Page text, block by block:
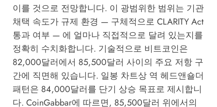
이를 것으로 전망합니다. 이 광범위한 범위는 기관
채택 속도가 규제 환경 — 구체적으로 CLARITY Act
통과 여부 — 에 얼마나 직접적으로 달려 있는지를
정확히 수치화합니다. 기술적으로 비트코인은
82,000달러에서 85,500달러 사이의 주요 저항 구
간에 직면해 있습니다. 일봉 차트상 역 헤드앤숄더
패턴은 84,000달러를 단기 상승 목표로 제시합니
다. CoinGabbar에 따르면, 85,500달러 위에서의